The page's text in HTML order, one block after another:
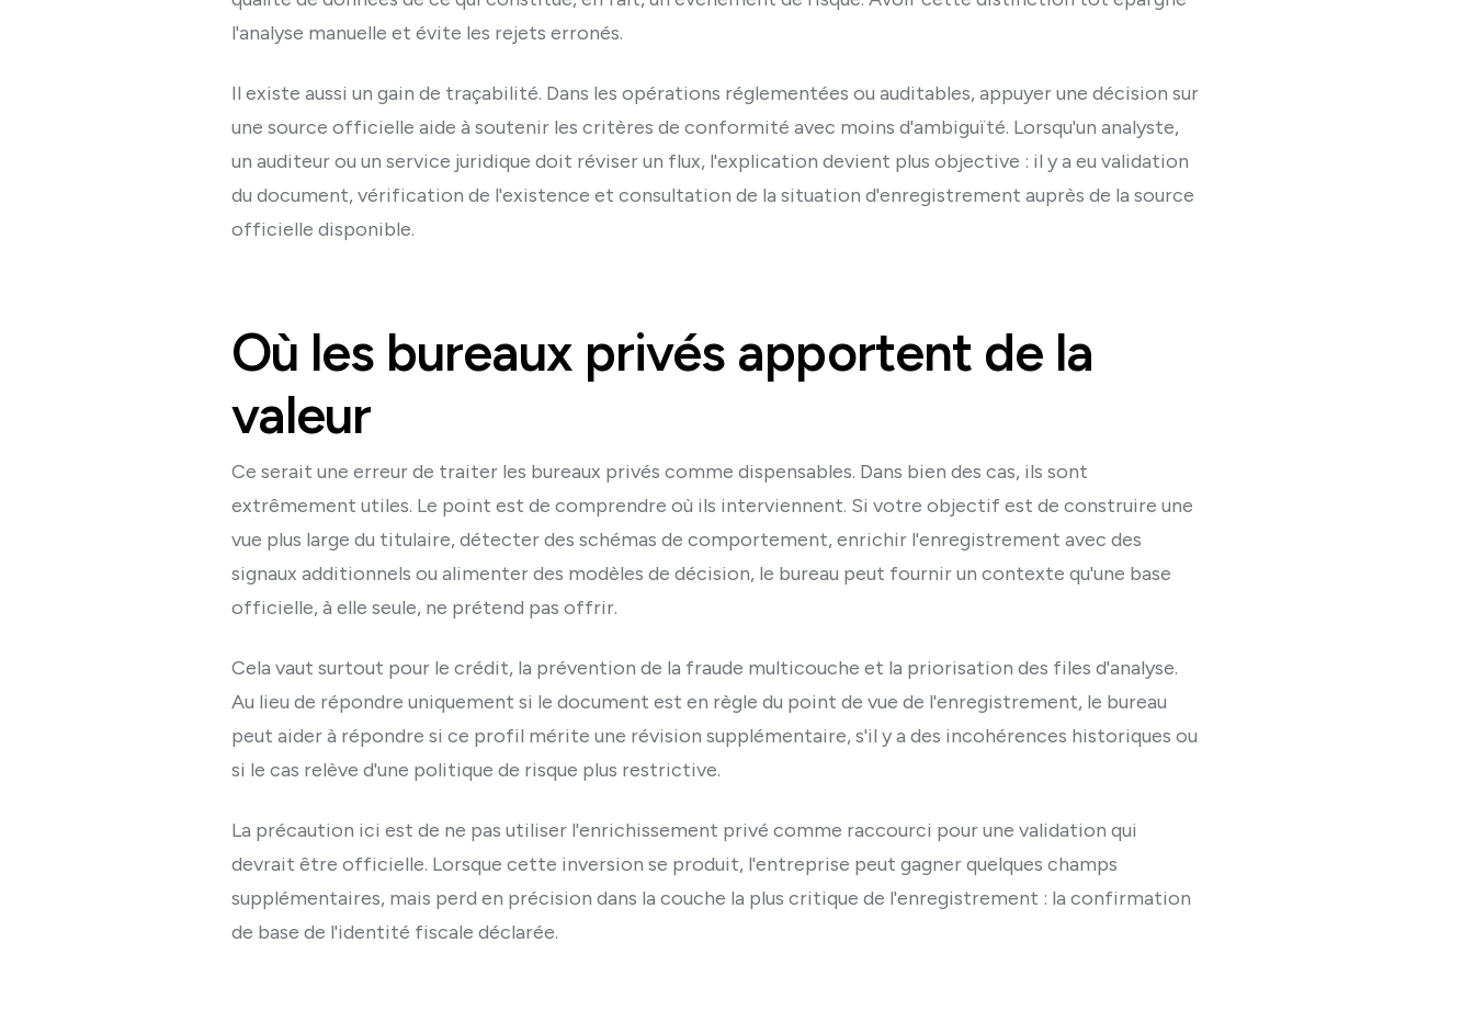
l'analyse manuelle et évite les rejets erronés.
Il existe aussi un gain de traçabilité. Dans les opérations réglementées ou auditables, appuyer une décision sur
une source officielle aide à soutenir les critères de conformité avec moins d'ambiguïté. Lorsqu'un analyste,
un auditeur ou un service juridique doit réviser un flux, l'explication devient plus objective : il y a eu validation
du document, vérification de l'existence et consultation de la situation d'enregistrement auprès de la source
officielle disponible.
Où les bureaux privés apportent de la
valeur
Ce serait une erreur de traiter les bureaux privés comme dispensables. Dans bien des cas, ils sont
extrêmement utiles. Le point est de comprendre où ils interviennent. Si votre objectif est de construire une
vue plus large du titulaire, détecter des schémas de comportement, enrichir l'enregistrement avec des
signaux additionnels ou alimenter des modèles de décision, le bureau peut fournir un contexte qu'une base
officielle, à elle seule, ne prétend pas offrir.
Cela vaut surtout pour le crédit, la prévention de la fraude multicouche et la priorisation des files d'analyse.
Au lieu de répondre uniquement si le document est en règle du point de vue de l'enregistrement, le bureau
peut aider à répondre si ce profil mérite une révision supplémentaire, s'il y a des incohérences historiques ou
si le cas relève d'une politique de risque plus restrictive.
La précaution ici est de ne pas utiliser l'enrichissement privé comme raccourci pour une validation qui
devrait être officielle. Lorsque cette inversion se produit, l'entreprise peut gagner quelques champs
supplémentaires, mais perd en précision dans la couche la plus critique de l'enregistrement : la confirmation
de base de l'identité fiscale déclarée.